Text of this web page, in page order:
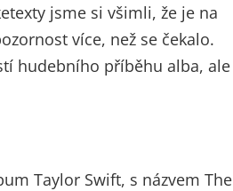
jsme si všimli, že je na
více, než se čekalo.
hudebního příběhu alba, ale
Taylor Swift, s názvem The